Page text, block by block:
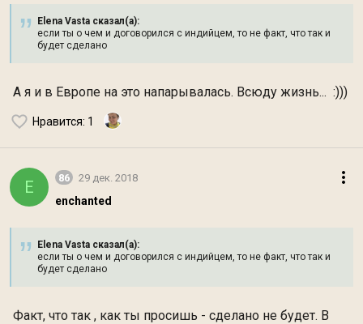
Elena Vasta сказал(а):
если ты о чем и договорился с индийцем, то не факт, что так и
будет сделано
А я и в Европе на это напарывалась. Всюду жизнь... :)))
Нравится: 1
E 86 29 дек. 2018
enchanted
Elena Vasta сказал(а):
если ты о чем и договорился с индийцем, то не факт, что так и
будет сделано
Факт, что так , как ты просишь - сделано не будет. В